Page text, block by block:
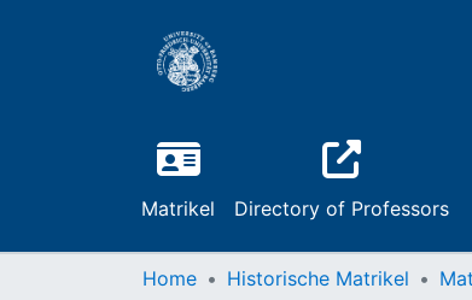
Matrikel Directory of Professors
Home Historische Matrikel